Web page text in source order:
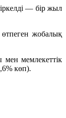
— бір жыл
жобалық
мемлекеттік
көп).